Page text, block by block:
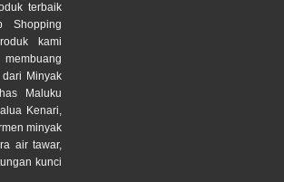
terbaik
Shopping
kami
Minyak
Maluku
Kenari,
minyak
air tawar,
kunci